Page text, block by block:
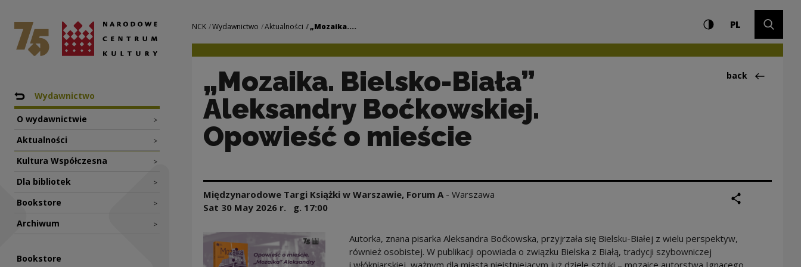
„Mozaika. Bielsko-Biała” Aleksandry Boćkowskiej.
National Centre for Culture Poland
Nawigacja
Back to: NCK
Wydawnictwo
O wydawnictwie >
Aktualności >
Kultura Współczesna >
Dla bibliotek >
Bookstore >
Archiwum >
Bookstore
Navigation
NCK Wydawnictwo Aktualności „Mozaika.... Settings and search
High contrast
PLCHANGE
„Mozaika. Bielsko-Biała”
Aleksandry Boćkowskiej.
Opowieść o mieście
Back
back
Międzynarodowe Targi Książki w Warszawie, Forum A - Warszawa
Sat 30 May 2026r. g. 17:00
Autorka, znana pisarka Aleksandra Boćkowska, przyjrzała się Bielsku-Białej z wielu perspektyw,
również osobistej. W publikacji opowiada o związku Bielska z Białą, tradycji szybowniczej
i włókniarskiej, ważnym dla miasta nieistniejącym już dziele sztuki – mozaice autorstwa Ignacego